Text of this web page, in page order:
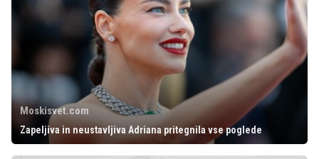
Moskisvet.com
Zapeljiva in neustavljiva Adriana pritegnila vse poglede